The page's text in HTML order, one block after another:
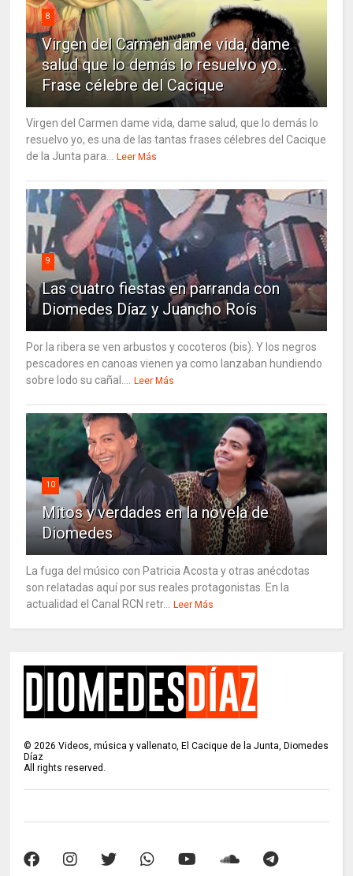
8
Virgen del Carmen dame vida, dame
salud que lo demás lo resuelvo yo…
Frase célebre del Cacique
Virgen del Carmen dame vida, dame salud, que lo demás lo
resuelvo yo, es una de las tantas frases célebres del Cacique
de la Junta para... Leer Más
9
Las cuatro fiestas en parranda con
Diomedes Díaz y Juancho Roís
Por la ribera se ven arbustos y cocoteros (bis). Y los negros
pescadores en canoas vienen ya como lanzaban hundiendo
sobre lodo su cañal.... Leer Más
10
Mitos y verdades en la novela de
Diomedes
La fuga del músico con Patricia Acosta y otras anécdotas
son relatadas aquí por sus reales protagonistas. En la
actualidad el Canal RCN retr... Leer Más
©2026 Videos, música y vallenato, El Cacique de la Junta, Diomedes
Díaz
All rights reserved.